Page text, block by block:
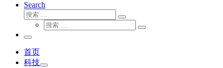
Search
搜
搜
索
搜
搜
主
菜
单
首页
科技